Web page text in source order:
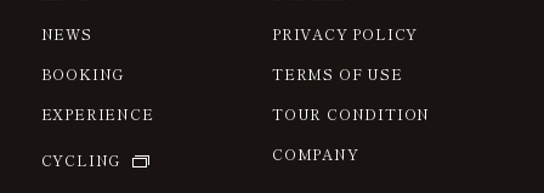
NEWS
BOOKING
EXPERIENCE
CYCLING
PRIVACY POLICY
TERMS OF USE
TOUR CONDITION
COMPANY